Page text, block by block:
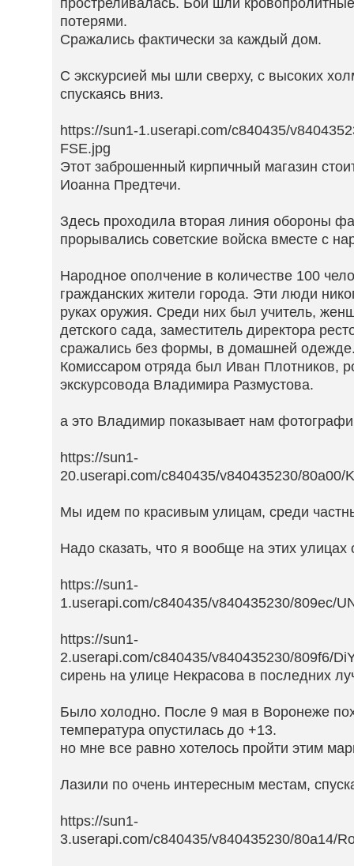
потерями.
Сражались фактически за каждый дом.
С экскурсией мы шли сверху, с высоких
спускаясь вниз.
https://sun1-1.userapi.com/c840435/
FSE.jpg
Этот заброшенный кирпичный магазин
Иоанна Предтечи.
Здесь проходила вторая линия обороны
прорывались советские войска вместе с
Народное ополчение в количестве 100
гражданских жители города. Эти люди
руках оружия. Среди них был учитель,
детского сада, заместитель директора
сражались без формы, в домашней
Комиссаром отряда был Иван Плотников,
экскурсовода Владимира Размустова.
а это Владимир показывает нам
https://sun1-
20.userapi.com/c840435/v840435230/80a00/
Мы идем по красивым улицам, среди
Надо сказать, что я вообще на этих улицах
https://sun1-
1.userapi.com/c840435/v840435230/809ec/
https://sun1-
2.userapi.com/c840435/v840435230/809f6/
сирень на улице Некрасова в последних
Было холодно. После 9 мая в Воронеже
температура опустилась до +13.
но мне все равно хотелось пройти этим
Лазили по очень интересным местам,
https://sun1-
3.userapi.com/c840435/v840435230/80a14/